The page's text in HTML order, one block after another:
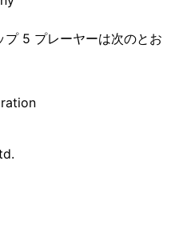
プ 5 プレーヤーは次のとお